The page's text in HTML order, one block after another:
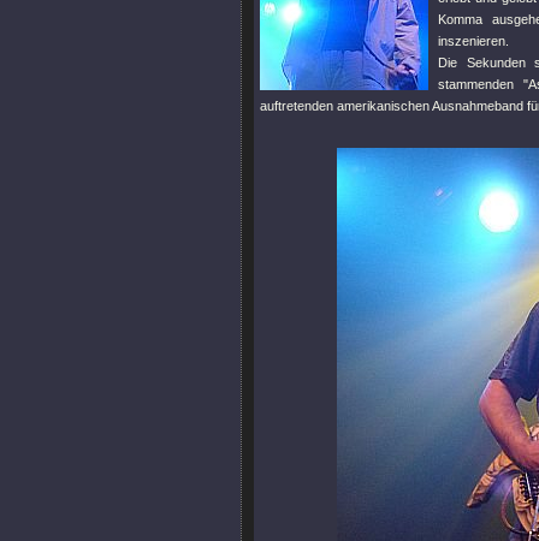
Komma
inszenieren.
Die Sekunden
stammenden
auftretenden amerikanischen Ausnahmeband